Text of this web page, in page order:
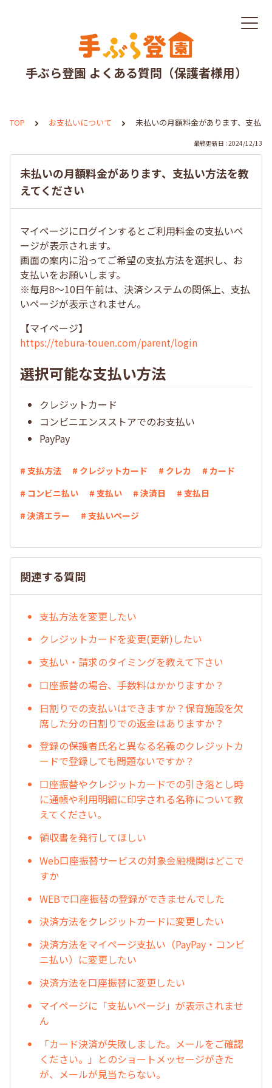
手ぶら登園 よくある質問（保護者様用）
TOP お支払いについて 未払いの月額料金があります、支払
最終更新日 : 2024/12/13
未払いの月額料金があります、支払い方法を教
えてください
マイページにログインするとご利用料金の支払いペ
ージが表示されます。
画面の案内に沿ってご希望の支払方法を選択し、お
支払いをお願いします。
※毎月8～10日午前は、決済システムの関係上、支払
いページが表示されません。
【マイページ】
https://tebura-touen.com/parent/login
選択可能な支払い方法
クレジットカード
コンビニエンスストアでのお支払い
PayPay
# 支払方法 # クレジットカード # クレカ
# カード
# コンビニ払い
# 支払い # 決済日
# 支払日
# 決済エラー
# 支払いページ
関連する質問
支払方法を変更したい
クレジットカードを変更(更新)したい
支払い・請求のタイミングを教えて下さい
口座振替の場合、手数料はかかりますか？
日割りでの支払いはできますか？保育施設を欠
席した分の日割りでの返金はありますか？
登録の保護者氏名と異なる名義のクレジットカ
ードで登録しても問題ないですか？
口座振替やクレジットカードでの引き落とし時
に通帳や利用明細に印字される名称について教
えてください。
領収書を発行してほしい
Web口座振替サービスの対象金融機関はどこで
すか
WEBで口座振替の登録ができませんでした
決済方法をクレジットカードに変更したい
決済方法をマイページ支払い（PayPay・コンビ
ニ払い）に変更したい
決済方法を口座振替に変更したい
マイページに「支払いページ」が表示されませ
ん
「カード決済が失敗しました。メールをご確認
ください。」とのショートメッセージがきた
が、メールが見当たらない。